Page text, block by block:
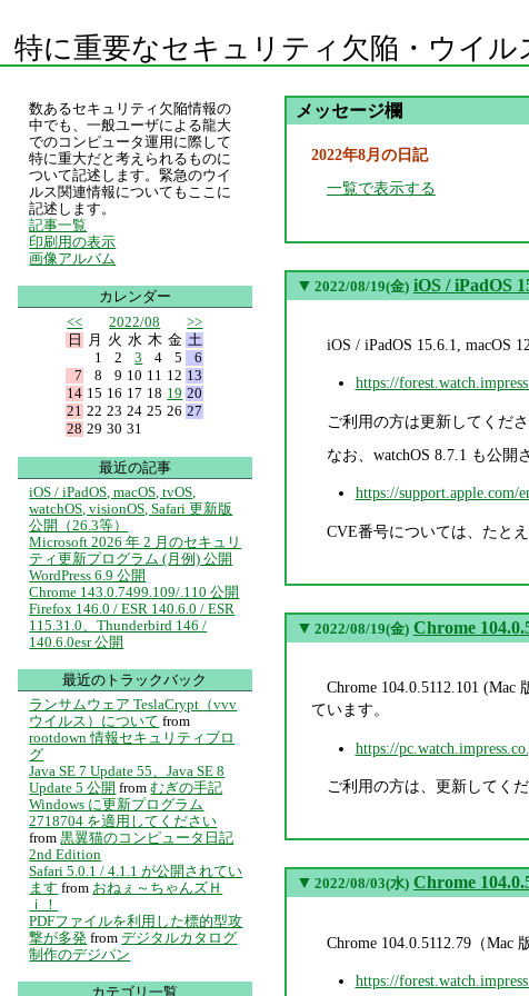
特に重要なセキュリティ欠陥・ウイル
メッセージ欄
2022年8月の日記
一覧で表示する
▼ 2022/08/19(金) iOS / iPadOS
iOS / iPadOS 15.6.1, macOS
https://
ご利用の方は更新してくださ
なお、watchOS 8.7.1 も公
https://support.apple.com/
CVE番号については、たと
▼ 2022/08/19(金) Chrome
Chrome 104.0.5112.101
ています。
https://
ご利用の方は、更新してくだ
▼ 2022/08/03(水) Chrome
Chrome 104.0.5112.79（
https://
数あるセキュリティ欠陥情報の
中でも、一般ユーザによる龍大
でのコンピュータ運用に際して
特に重大だと考えられるものに
ついて記述します。緊急のウイ
ルス関連情報についてもここに
記述します。
記事一覧
印刷用の表示
画像アルバム
カレンダー
<<
2022/08
>>
日
月 火 水 木 金 土
1
2 3 4 5
6
7
8 9 10 11 12 13
14 15 16 17 18 19 20
21 22 23 24 25 26 27
28 29 30 31
最近の記事
iOS / iPadOS, macOS, tvOS,
watchOS, visionOS, Safari 更新版
公開（26.3等）
Microsoft 2026 年 2 月のセキュリ
ティ更新プログラム (月例) 公開
WordPress 6.9 公開
Chrome 143.0.7499.109/.110 公開
Firefox 146.0 / ESR 140.6.0 / ESR
115.31.0、Thunderbird 146 /
140.6.0esr 公開
最近のトラックバック
ランサムウェア TeslaCrypt（vvv
ウイルス）について from
rootdown 情報セキュリティブロ
グ
Java SE 7 Update 55、Java SE 8
Update 5 公開 from むぎの手記
Windows に更新プログラム
2718704 を適用してください
from 黒翼猫のコンピュータ日記
2nd Edition
Safari 5.0.1 / 4.1.1 が公開されてい
ます from おねぇ～ちゃんズＨ
ｉ！
PDFファイルを利用した標的型攻
撃が多発 from デジタルカタログ
制作のデジパン
カテゴリ一覧